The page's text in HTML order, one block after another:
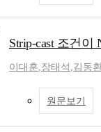
Strip-cast 조건
이대훈,장태석 ,김동
원문보기